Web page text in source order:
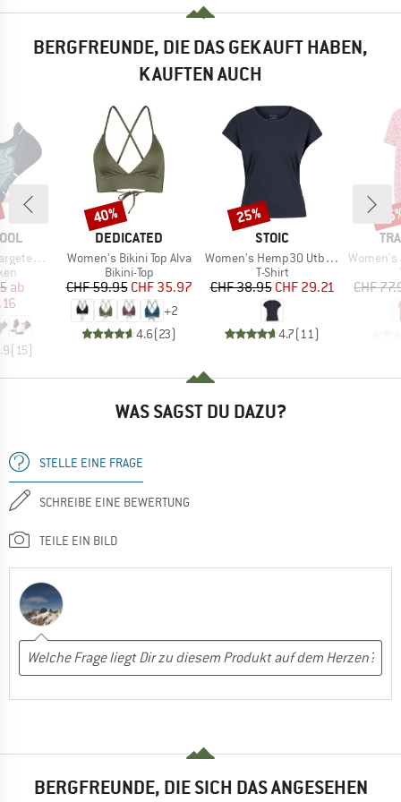
BERGFREUNDE, DIE DAS GEKAUFT HABEN,
KAUFTEN AUCH
Low Ankle
Preis
ab
(15)
MARKE
DEDICATED
Artikel
Women's Bikini Top Alva
Produktgruppe
Bikini-Top
Preis
CHF 59.95reduzierter Preis
CHF 35.97
+2
4.6(23)
Rabatt
40%
MARKE
STOIC
Artikel
Women's Hemp30 UtbySt. Loose Tee
Produktgruppe
T-Shirt
Preis
CHF 38.95reduzierter Preis
CHF 29.21
4.7(11 )
Rabatt
25%
Artikel
Women's
CHF
WAS SAGST DU DAZU?
STELLE EINE FRAGE
SCHREIBE EINE BEWERTUNG
TEILE EIN BILD
BERGFREUNDE, DIE SICH DAS ANGESEHEN